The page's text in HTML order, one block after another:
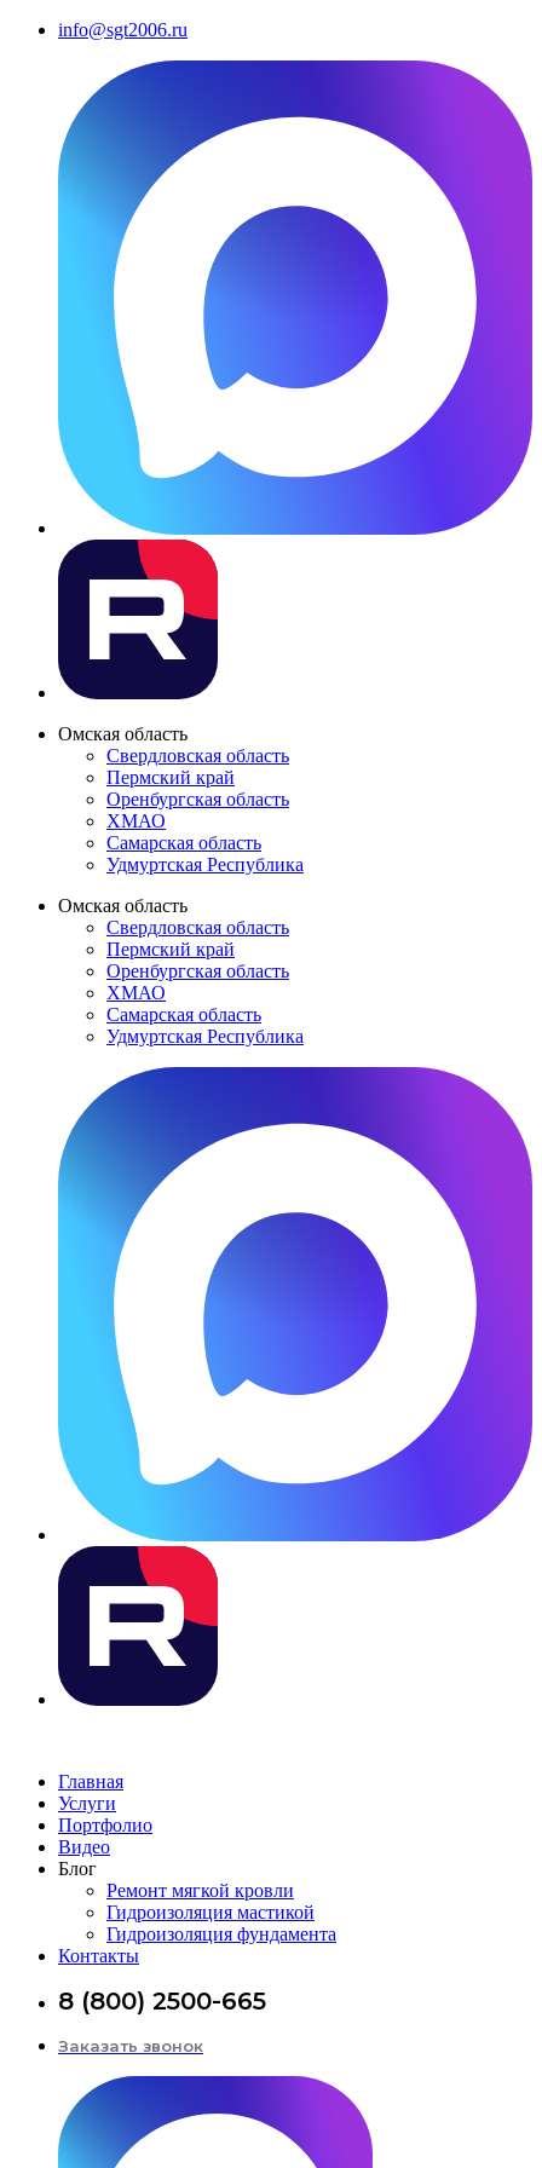
info@sgt2006.ru
Омская область
Свердловская область
Пермский край
Оренбургская область
ХМАО
Самарская область
Удмуртская Республика
Омская область
Свердловская область
Пермский край
Оренбургская область
ХМАО
Самарская область
Удмуртская Республика
Главная
Услуги
Портфолио
Видео
Блог
Ремонт мягкой кровли
Гидроизоляция мастикой
Гидроизоляция фундамента
Контакты
8 (800) 2500-665
Заказать звонок